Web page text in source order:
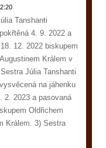
Tanshanti
4. 9. 2022 a
12. 2022 biskupem
Králem v
Júlia Tanshanti
na jáhenku
2. 2023 a pasovaná
Oldřichem
Králem. 3) Sestra